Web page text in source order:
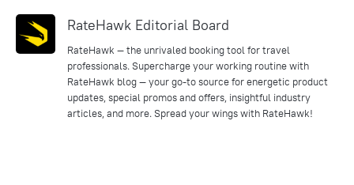
RateHawk Editorial Board
RateHawk — the unrivaled booking tool for travel
professionals. Supercharge your working routine with
RateHawk blog — your go-to source for energetic product
updates, special promos and offers, insightful industry
articles, and more. Spread your wings with RateHawk!